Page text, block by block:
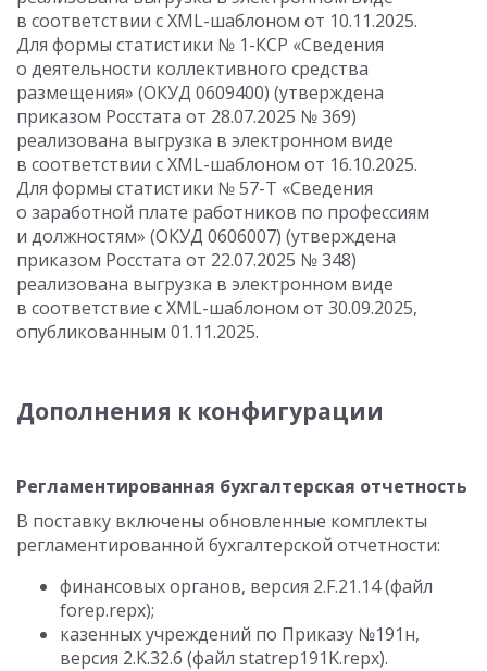
в соответствии с XML-шаблоном от 10.11.2025.
Для формы статистики № 1-КСР «Сведения
о деятельности коллективного средства
размещения» (ОКУД 0609400) (утверждена
приказом Росстата от 28.07.2025 № 369)
реализована выгрузка в электронном виде
в соответствии с XML-шаблоном от 16.10.2025.
Для формы статистики № 57-Т «Сведения
о заработной плате работников по профессиям
и должностям» (ОКУД 0606007) (утверждена
приказом Росстата от 22.07.2025 № 348)
реализована выгрузка в электронном виде
в соответствие с XML-шаблоном от 30.09.2025,
опубликованным 01.11.2025.
Дополнения к конфигурации
Регламентированная бухгалтерская отчетность
В поставку включены обновленные комплекты
регламентированной бухгалтерской отчетности:
финансовых органов, версия 2.F.21.14 (файл
forep.repx);
казенных учреждений по Приказу №191н,
версия 2.K.32.6 (файл statrep191K.repx).